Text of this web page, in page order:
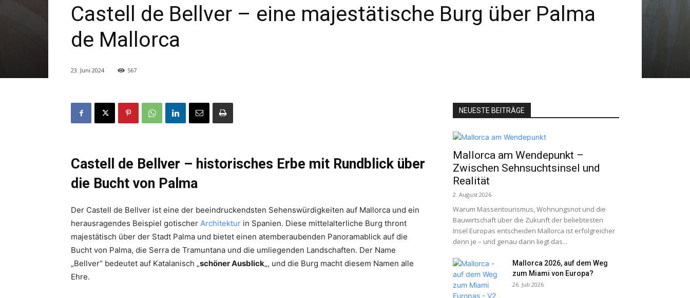
Castell de Bellver – eine majestätische Burg über Palma
de Mallorca
23. Juni 2024 567
Castell de Bellver – historisches Erbe mit Rundblick über
die Bucht von Palma
Der Castell de Bellver ist eine der beeindruckendsten Sehenswürdigkeiten auf Mallorca und ein
herausragendes Beispiel gotischer Architektur in Spanien. Diese mittelalterliche Burg thront
majestätisch über der Stadt Palma und bietet einen atemberaubenden Panoramablick auf die
Bucht von Palma, die Serra de Tramuntana und die umliegenden Landschaften. Der Name
„Bellver“ bedeutet auf Katalanisch „schöner Ausblick„, und die Burg macht diesem Namen alle
Ehre.
NEUESTE BEITRÄGE
Mallorca am Wendepunkt –
Zwischen Sehnsuchtsinsel und
Realität
2. August 2026
Warum Massentourismus, Wohnungsnot und die
Bauwirtschaft über die Zukunft der beliebtesten
Insel Europas entscheiden Mallorca ist erfolgreicher
denn je – und genau darin liegt das...
Mallorca 2026, auf dem Weg
zum Miami von Europa?
26. Juli 2026